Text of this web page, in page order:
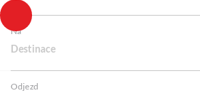
Na
Destinace
Odjezd